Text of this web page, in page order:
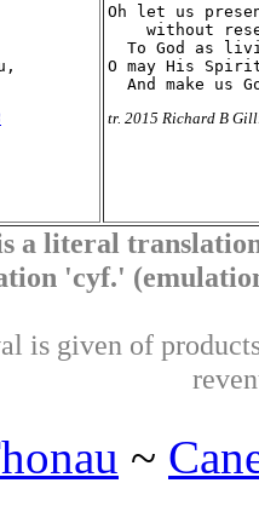
Oh let us
without
To God as
O may His
tr. 2015 Richard B
a literal
'cyf.'
is given of
~